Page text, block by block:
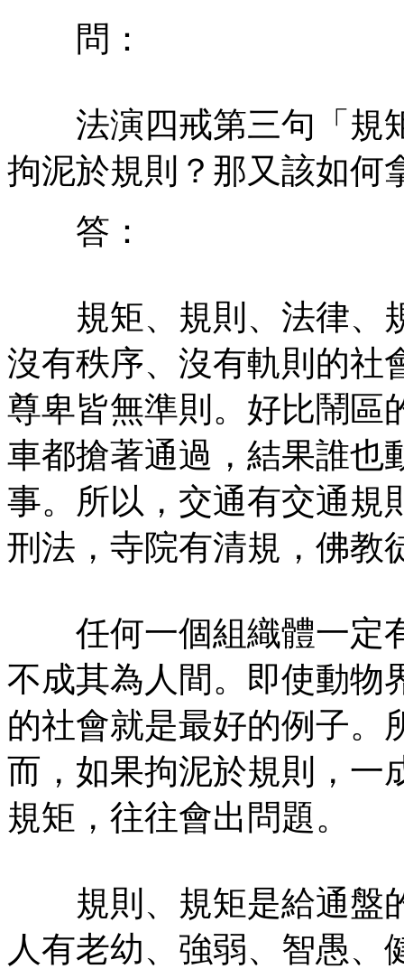
問：
法演四戒第三句「規
拘泥於規則？那又該如何
答：
規矩、規則、法律、
沒有秩序、沒有軌則的社
尊卑皆無準則。好比鬧區
車都搶著通過，結果誰也
事。所以，交通有交通規
刑法，寺院有清規，佛教
任何一個組織體一定
不成其為人間。即使動物
的社會就是最好的例子。
而，如果拘泥於規則，一
規矩，往往會出問題。
規則、規矩是給通盤
人有老幼、強弱、智愚、